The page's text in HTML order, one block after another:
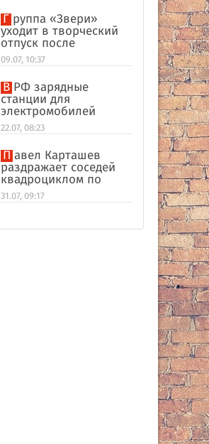
Группа «Звери»
уходит в творческий
отпуск после
завершающего
концерта в
«Лужниках»
09.07, 10:37
В РФ зарядные
станции для
электромобилей
оказались на грани
перегрузки
22.07, 08:23
Павел Карташев
раздражает соседей
квадроциклом по
выходным под Тверью
31.07, 09:17